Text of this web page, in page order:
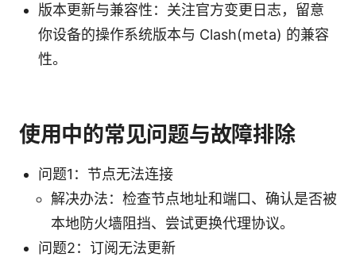
版本更新与兼容性：关注官方变更日志，留意
你设备的操作系统版本与 Clash(meta) 的兼容
性。
使用中的常见问题与故障排除
问题1：节点无法连接
解决办法：检查节点地址和端口、确认是否被
本地防火墙阻挡、尝试更换代理协议。
问题2：订阅无法更新